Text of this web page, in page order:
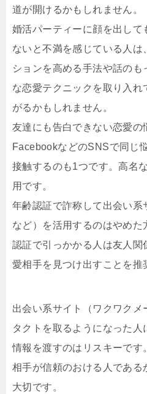
道が開けるかもしれません。
婚活パーティーに顔を出して
ないと不満を感じている人は
ションを高める手法や話のも
な恋愛テクニックを取り入れ
がるかもしれません。
友達にも告白できない恋愛の
FacebookなどのSNSで同じ
接触するのも1つです。高名
用です。
年齢認証で詐称して出会い系
など）を活用するのはやめた
認証で引っかかる人は友人関
愛相手を見つけ出すことを推
出会い系サイト（ワクワクメ
タクトを取るようになった人
情報を渡すのはリスキーです
相手が信頼のおける人である
大切です。